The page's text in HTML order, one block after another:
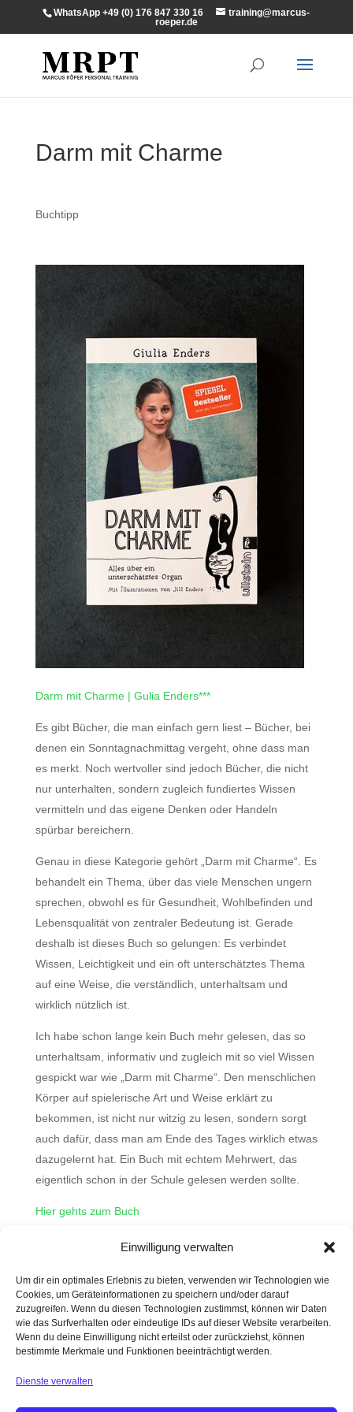
Einwilligung verwalten
Um dir ein optimales Erlebnis zu bieten, verwenden wir Technologien wie
Cookies, um Geräteinformationen zu speichern und/oder darauf
zuzugreifen. Wenn du diesen Technologien zustimmst, können wir Daten
wie das Surfverhalten oder eindeutige IDs auf dieser Website verarbeiten.
Wenn du deine Einwilligung nicht erteilst oder zurückziehst, können
bestimmte Merkmale und Funktionen beeinträchtigt werden.
Dienste verwalten
WhatsApp +49 (0) 176 847 330 16
training@marcus-
roeper.de
Darm mit Charme
Buchtipp
Darm mit Charme | Gulia Enders***
Es gibt Bücher, die man einfach gern liest – Bücher, bei
denen ein Sonntagnachmittag vergeht, ohne dass man
es merkt. Noch wertvoller sind jedoch Bücher, die nicht
nur unterhalten, sondern zugleich fundiertes Wissen
vermitteln und das eigene Denken oder Handeln
spürbar bereichern.
Genau in diese Kategorie gehört „Darm mit Charme“. Es
behandelt ein Thema, über das viele Menschen ungern
sprechen, obwohl es für Gesundheit, Wohlbefinden und
Lebensqualität von zentraler Bedeutung ist. Gerade
deshalb ist dieses Buch so gelungen: Es verbindet
Wissen, Leichtigkeit und ein oft unterschätztes Thema
auf eine Weise, die verständlich, unterhaltsam und
wirklich nützlich ist.
Ich habe schon lange kein Buch mehr gelesen, das so
unterhaltsam, informativ und zugleich mit so viel Wissen
gespickt war wie „Darm mit Charme“. Den menschlichen
Körper auf spielerische Art und Weise erklärt zu
bekommen, ist nicht nur witzig zu lesen, sondern sorgt
auch dafür, dass man am Ende des Tages wirklich etwas
dazugelernt hat. Ein Buch mit echtem Mehrwert, das
eigentlich schon in der Schule gelesen werden sollte.
Hier gehts zum Buch
Bio-Hacking und Longevity – nur coole Wörter oder
steckt da etwas substantielles dahinter?
Was ist gesunder Stuhlgang?